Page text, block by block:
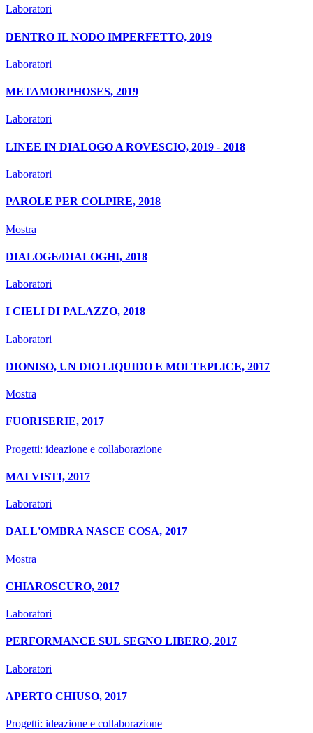
Laboratori
DENTRO IL NODO IMPERFETTO, 2019
Laboratori
METAMORPHOSES, 2019
Laboratori
LINEE IN DIALOGO A ROVESCIO, 2019 - 2018
Laboratori
PAROLE PER COLPIRE, 2018
Mostra
DIALOGE/DIALOGHI, 2018
Laboratori
I CIELI DI PALAZZO, 2018
Laboratori
DIONISO, UN DIO LIQUIDO E MOLTEPLICE, 2017
Mostra
FUORISERIE, 2017
Progetti: ideazione e collaborazione
MAI VISTI, 2017
Laboratori
DALL'OMBRA NASCE COSA, 2017
Mostra
CHIAROSCURO, 2017
Laboratori
PERFORMANCE SUL SEGNO LIBERO, 2017
Laboratori
APERTO CHIUSO, 2017
Progetti: ideazione e collaborazione